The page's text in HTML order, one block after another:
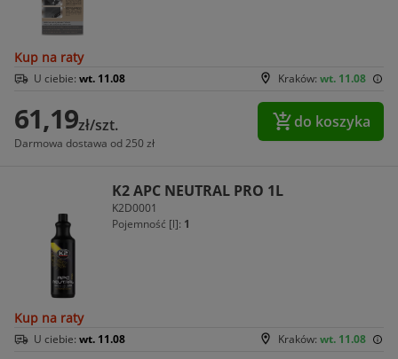
Kup na raty
Kraków: wt. 11.08
U ciebie: wt. 11.08
61,19zł/szt.
Darmowa dostawa od 250 zł
do koszyka
K2 APC NEUTRAL PRO 1L
K2D0001
Pojemność [l]: 1
Kup na raty
Kraków: wt. 11.08
U ciebie: wt. 11.08